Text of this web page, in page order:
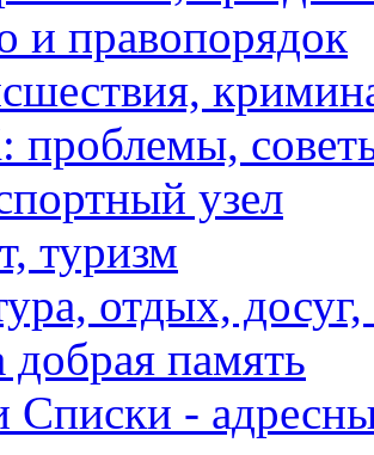
и правопорядок
узел
туризм
отдых,
память
Списки -